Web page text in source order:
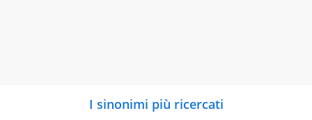
I sinonimi più ricercati